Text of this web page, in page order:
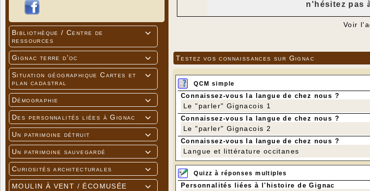

Bibliothèque / Centre de
ressources

Gignac terre d'oc

Situation géographique Cartes et
plan cadastral

Démographie

Des personnalités liées à Gignac

Un patrimoine détruit

Un patrimoine sauvegardé

Curiosités architecturales

MOULIN À VENT / ÉCOMUSÉE
n'hésitez pas
Voir
Testez vos connaissances sur Gignac
QCM simple
Connaissez-vous la langue de chez nous ?
Le "parler" Gignacois 1
Connaissez-vous la langue de chez nous ?
Le "parler" Gignacois 2
Connaissez-vous la langue de chez nous ?
Langue et littérature occitanes
Quizz à réponses multiples
Personnalités liées à l'histoire de Gignac